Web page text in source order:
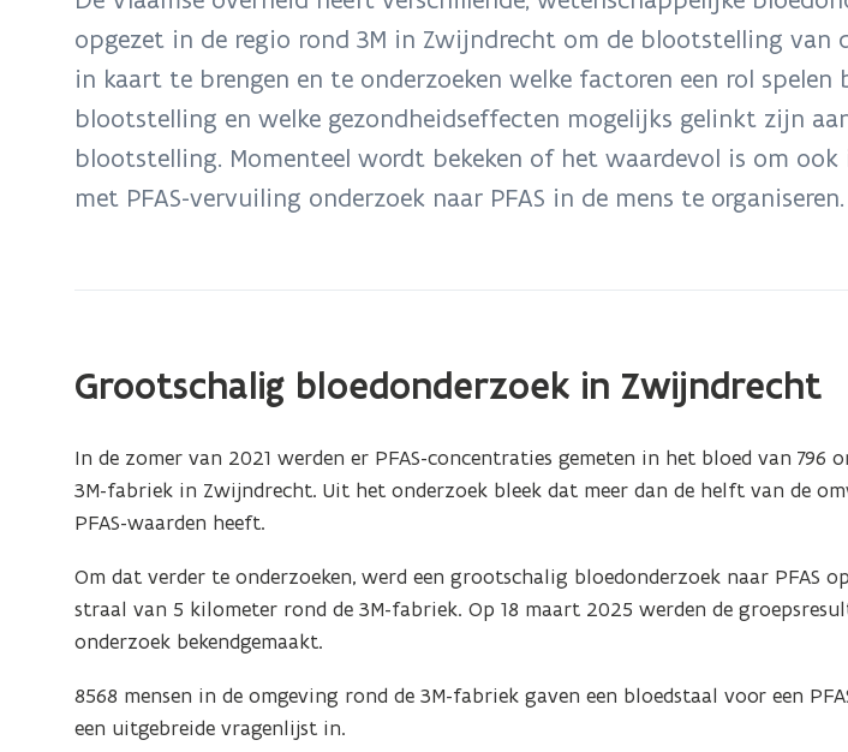
Aanwezigheid
PFAS
opgezet in de regio rond 3M in Zwijndrecht om de blootstelling van
in kaart te brengen en te onderzoeken welke factoren een rol spelen
blootstelling en welke gezondheidseffecten mogelijks gelinkt zijn
blootstelling. Momenteel wordt bekeken of het waardevol is om ook
met PFAS-vervuiling onderzoek naar PFAS in de mens te organiseren.
Grootschalig bloedonderzoek in Zwijndrecht
In de zomer van 2021 werden er PFAS-concentraties gemeten in het bloed van 796
3M-fabriek in Zwijndrecht. Uit het onderzoek bleek dat meer dan de helft van de
PFAS-waarden heeft.
Om dat verder te onderzoeken, werd een grootschalig bloedonderzoek naar PFAS
straal van 5 kilometer rond de 3M-fabriek. Op 18 maart 2025 werden de
onderzoek bekendgemaakt.
8568 mensen in de omgeving rond de 3M-fabriek gaven een bloedstaal voor een
een uitgebreide vragenlijst in.